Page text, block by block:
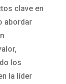
clave en
abordar
los
la líder